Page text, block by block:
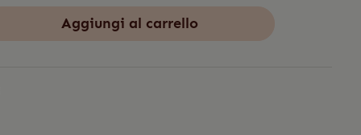
Aggiungi al carrello